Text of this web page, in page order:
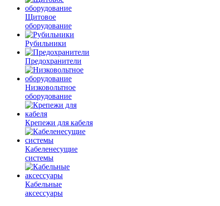
Щитовое
оборудование
Рубильники
Предохранители
Низковольтное
оборудование
Крепежи для кабеля
Кабеленесущие
системы
Кабельные
аксессуары